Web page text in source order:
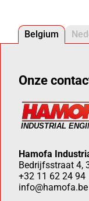
Belgium
Onze
Hamofa
Bedrijfsstraat 4,
+32 11 62 24 94
info@hamofa.be